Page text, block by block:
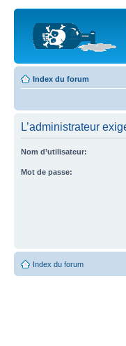
Index du forum
L’administrateur
Nom d’utilisateur:
Mot de passe:
Index du forum